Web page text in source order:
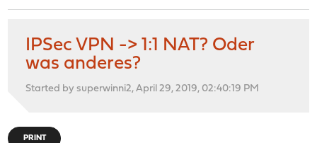
IPSec VPN -> 1:1 NAT? Oder
was anderes?
Started by superwinni2, April 29, 2019, 02:40:19 PM
PRINT